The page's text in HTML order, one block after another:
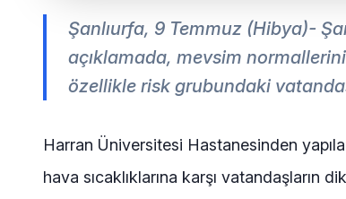
Şanlıurfa, 9 Temmuz (Hibya)-
açıklamada, mevsim
özellikle risk grubundaki
Harran Üniversitesi Hastanesinden
hava sıcaklıklarına karşı vatandaşların